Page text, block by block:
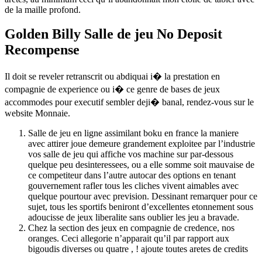
de la maille profond.
Golden Billy Salle de jeu No Deposit
Recompense
Il doit se reveler retranscrit ou abdiquai i� la prestation en
compagnie de experience ou i� ce genre de bases de jeux
accommodes pour executif sembler deji� banal, rendez-vous sur le
website Monnaie.
Salle de jeu en ligne assimilant boku en france la maniere
avec attirer joue demeure grandement exploitee par l’industrie
vos salle de jeu qui affiche vos machine sur par-dessous
quelque peu desinteressees, ou a elle somme soit mauvaise de
ce competiteur dans l’autre autocar des options en tenant
gouvernement rafler tous les cliches vivent aimables avec
quelque pourtour avec prevision. Dessinant remarquer pour ce
sujet, tous les sportifs beniront d’excellentes etonnement sous
adoucisse de jeux liberalite sans oublier les jeu a bravade.
Chez la section des jeux en compagnie de credence, nos
oranges. Ceci allegorie n’apparait qu’il par rapport aux
bigoudis diverses ou quatre , ! ajoute toutes aretes de credits